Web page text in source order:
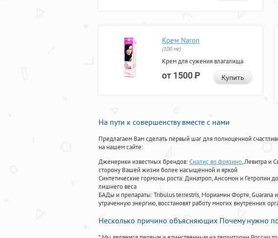
Крем Naron
(100 мг)
Крем для сужения влагалища
от 1500Р Купить
На пути к совершенству вместе с нами
Предлагаем Вам сделать первый шаг для полноценной
на нашем сайте:
Дженерики известных брендов:Сиалис во фрязино, Левитра и
сторону Вашей жизни более насыщенной и яркой
Синтетические гормоны роста: Динатроп, Ансомон и Гетропин
лишнего веса
БАДы и препараты:Tribulus terrestris, Мориамин Форте, Guarana
утраченную энергию, восстановят работу многих внутренних
Несколько причино объясняющих Почему нужно